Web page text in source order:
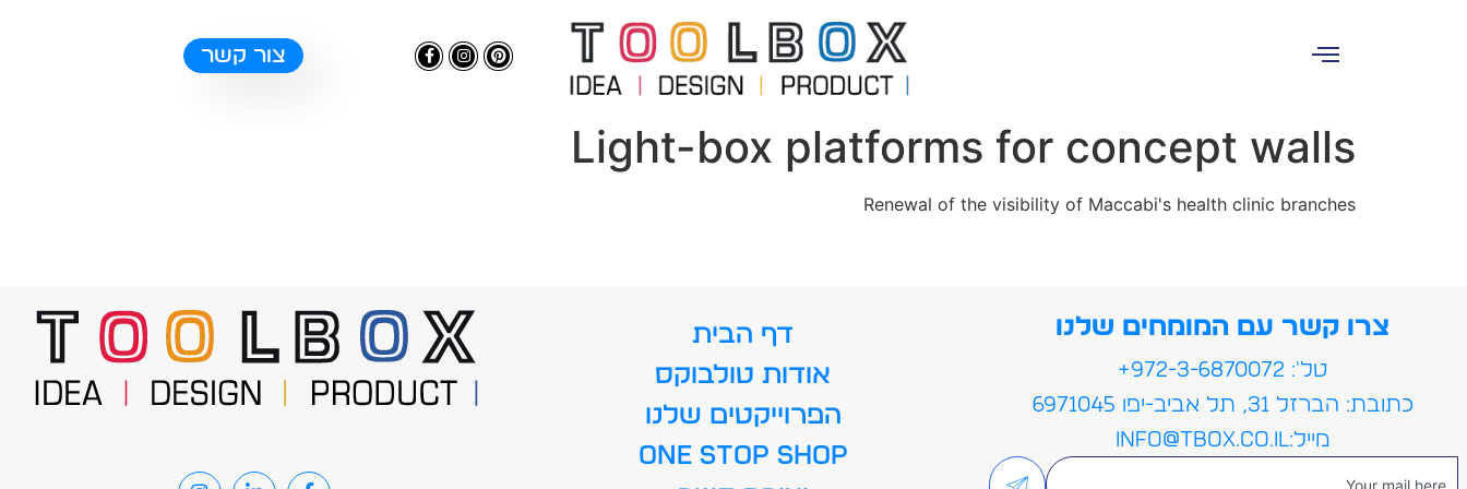
צור קשר
Light-box platforms for concept walls
Renewal of the visibility of Maccabi's health clinic branches
צרו קשר עם המומחים שלנו
טל': 972-3-6870072+
כתובת: הברזל 31, תל אביב-יפו 6971045
מייל:info@tbox.co.il
דף הבית
אודות טולבוקס
הפרוייקטים שלנו
ONE STOP SHOP